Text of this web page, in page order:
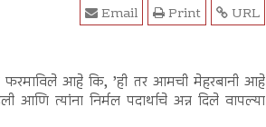
URL
Print
Email
फरमाविले आहे कि, ’ही तर आमची मेहरबानी आहे
त्यांना निर्मल पदार्थाचे अन्न दिले वापल्या